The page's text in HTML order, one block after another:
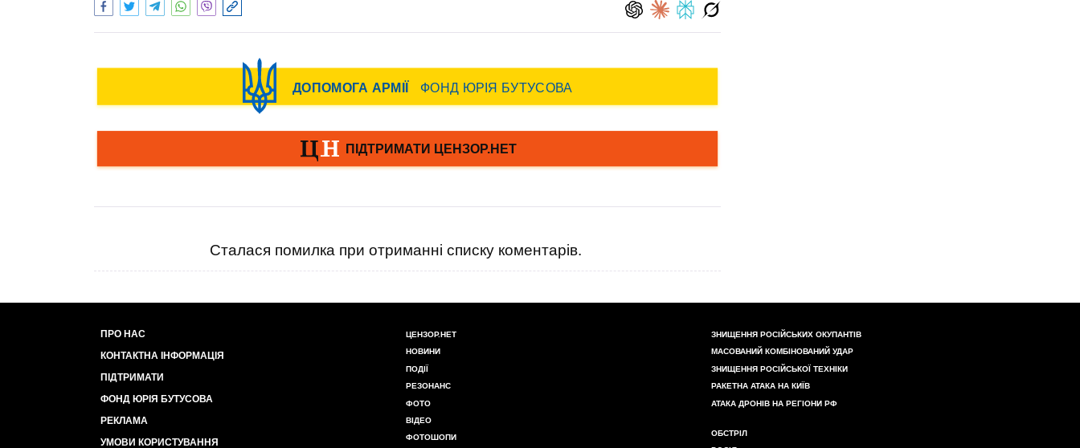
Сталася помилка при отриманні списку коментарів.
ПРО НАС
КОНТАКТНА ІНФОРМАЦІЯ
ПІДТРИМАТИ
ФОНД ЮРІЯ БУТУСОВА
РЕКЛАМА
УМОВИ КОРИСТУВАННЯ
ЦЕНЗОР.НЕТ
НОВИНИ
ПОДІЇ
РЕЗОНАНС
ФОТО
ВІДЕО
ФОТОШОПИ
ЗНИЩЕННЯ РОСІЙСЬКИХ ОКУПАНТІВ
МАСОВАНИЙ КОМБІНОВАНИЙ УДАР
ЗНИЩЕННЯ РОСІЙСЬКОЇ ТЕХНІКИ
РАКЕТНА АТАКА НА КИЇВ
АТАКА ДРОНІВ НА РЕГІОНИ РФ
ОБСТРІЛ